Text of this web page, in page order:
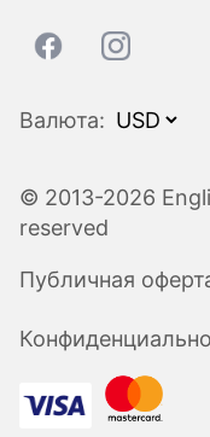
Валюта:
© 2013-2026
reserved
Публичная